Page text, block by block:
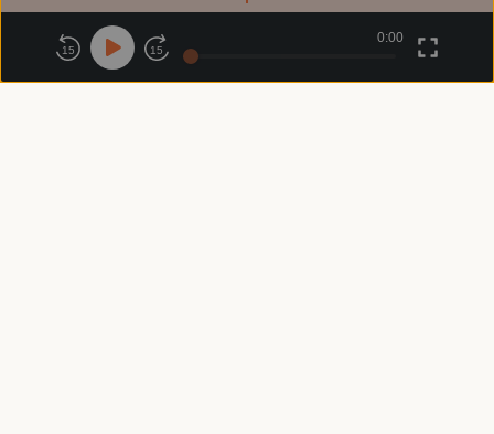
關於鏡好聽
商務合作 付費條款 會員條款
15 15
0:00